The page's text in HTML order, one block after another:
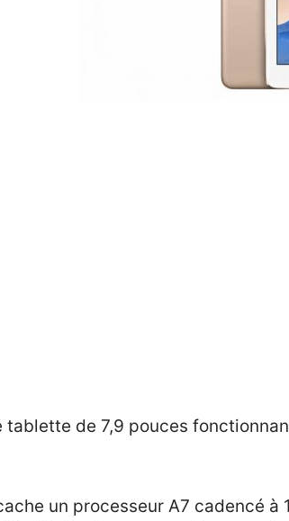
tablette de 7,9 pouces
un processeur A7 cadencé à